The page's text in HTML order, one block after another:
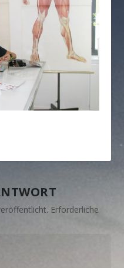
Erforderliche